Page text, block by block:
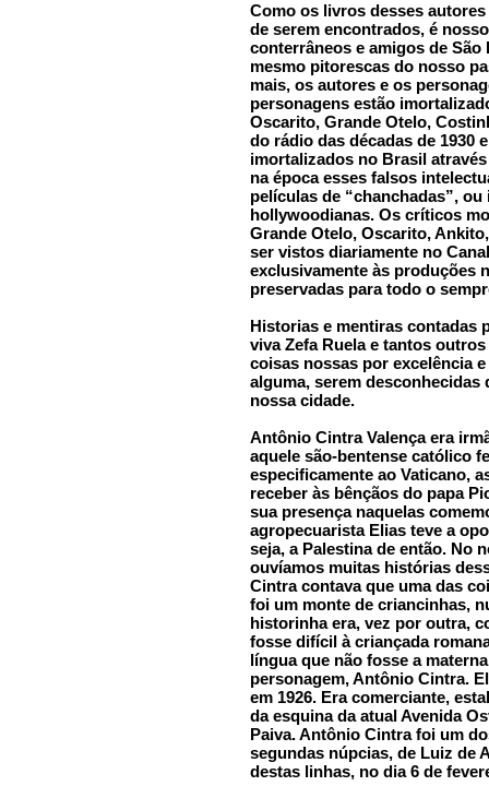
Como os livros desses
de serem encontrados, é
conterrâneos e amigos de
mesmo pitorescas do nosso
mais, os autores e os
personagens estão
Oscarito, Grande Otelo,
do rádio das décadas de 1930
imortalizados no Brasil
na época esses falsos
películas de “chanchadas”,
hollywoodianas. Os críticos
Grande Otelo, Oscarito,
ser vistos diariamente no
exclusivamente às produções
preservadas para todo o
Historias e mentiras contadas
viva Zefa Ruela e tantos
coisas nossas por excelência
alguma, serem
nossa cidade.
Antônio Cintra Valença era
aquele são-bentense católico
especificamente ao Vaticano,
receber às bênçãos do papa
sua presença naquelas
agropecuarista Elias teve a
seja, a Palestina de então. No
ouvíamos muitas histórias
Cintra contava que uma das
foi um monte de criancinhas,
historinha era, vez por outra,
fosse difícil à criançada
língua que não fosse a
personagem, Antônio Cintra.
em 1926. Era comerciante,
da esquina da atual Avenida
Paiva. Antônio Cintra foi um
segundas núpcias, de Luiz de
destas linhas, no dia 6 de